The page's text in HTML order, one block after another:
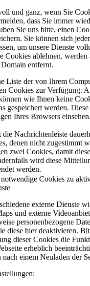
und ganz, wenn Sie
dass Sie immer
Sie uns bitte, einen
Sie können sich
um unsere Dienste
Cookies ablehnen, werden
entfernt.
Liste der von Ihrem
Cookies zur Verfügung.
wie Ihnen keine
gespeichert werden.
Ihres Browsers einsehen.
Nachrichtenleiste
denen nicht zugestimmt
zwei Cookies, damit
wird diese
werden.
Cookies zu
externe Dienste
und externe
personenbezogene
diese hier deaktivieren.
dieser Cookies die
erheblich
einem Neuladen der